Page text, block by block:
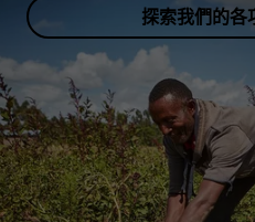
探索我們的各